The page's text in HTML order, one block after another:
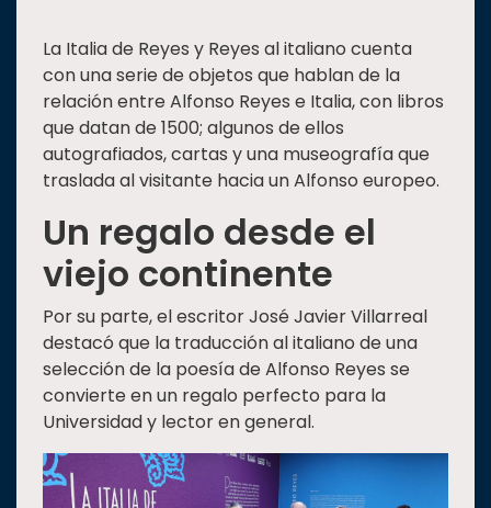
La Italia de Reyes y Reyes al italiano cuenta
con una serie de objetos que hablan de la
relación entre Alfonso Reyes e Italia, con libros
que datan de 1500; algunos de ellos
autografiados, cartas y una museografía que
traslada al visitante hacia un Alfonso europeo.
Un regalo desde el
viejo continente
Por su parte, el escritor José Javier Villarreal
destacó que la traducción al italiano de una
selección de la poesía de Alfonso Reyes se
convierte en un regalo perfecto para la
Universidad y lector en general.